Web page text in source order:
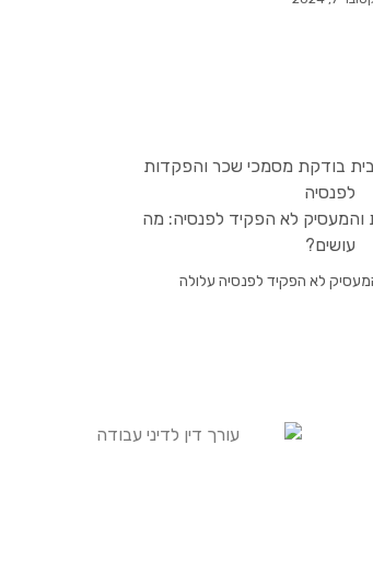
והמעסיק לא הפקיד לפנסיה: מה
עושים?
לא הפקיד לפנסיה עלולה